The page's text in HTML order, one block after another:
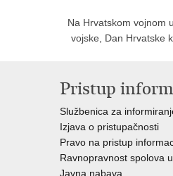
Na Hrvatskom vojnom
vojske, Dan Hrvatske
Pristup
Službenica za
Izjava o pristupačnosti
Pravo na pristup
Ravnopravnost spolova
Javna nabava